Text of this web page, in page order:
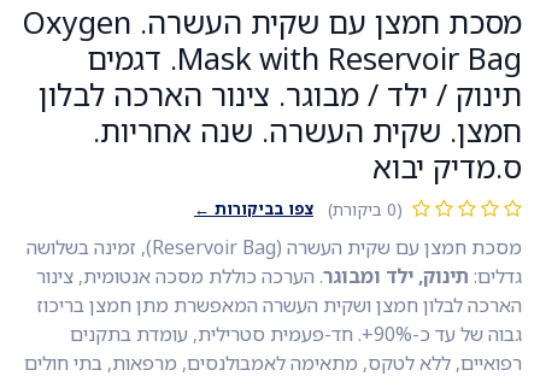
מסכת חמצן עם שקית העשרה. Oxygen
Mask with Reservoir Bag. דגמים
תינוק / ילד / מבוגר. צינור הארכה לבלון
חמצן. שקית העשרה. שנה אחריות.
ס.מדיק יבוא
(0 ביקורת) צפו בביקורות ←
מסכת חמצן עם שקית העשרה (Reservoir Bag), זמינה בשלושה
גדלים: תינוק, ילד ומבוגר. הערכה כוללת מסכה אנטומית, צינור
הארכה לבלון חמצן ושקית העשרה המאפשרת מתן חמצן בריכוז
גבוה של עד כ-90%+. חד-פעמית סטרילית, עומדת בתקנים
רפואיים, ללא לטקס, מתאימה לאמבולנסים, מרפאות, בתי חולים